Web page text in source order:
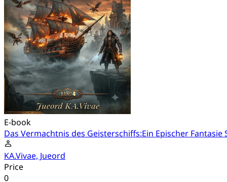
E-book
Das Vermachtnis des Geisterschiffs:Ein Epischer
KA.Vivae, Jueord
Price
0